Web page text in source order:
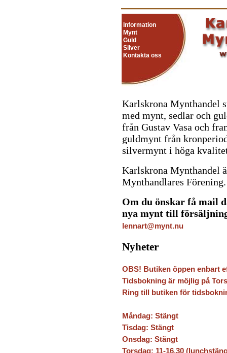
Information
Mynt
Guld
Silver
Kontakta oss
Karlskrona Mynthandel
med mynt, sedlar och
från Gustav Vasa och
guldmynt från
silvermynt i höga
Karlskrona Mynthandel
Mynthandlares
Om du önskar få mail
nya mynt till
lennart@mynt.nu
Nyheter
OBS! Butiken öppen enbart
Tidsbokning är möjlig på
Ring till butiken för
Måndag: Stängt
Tisdag: Stängt
Onsdag: Stängt
Torsdag: 11-16.30